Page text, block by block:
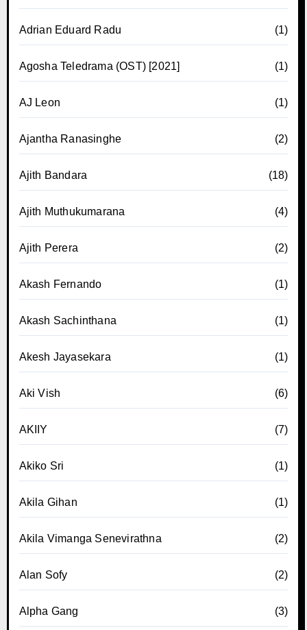
Adrian Eduard Radu (1)
Agosha Teledrama (OST) [2021] (1)
AJ Leon (1)
Ajantha Ranasinghe (2)
Ajith Bandara (18)
Ajith Muthukumarana (4)
Ajith Perera (2)
Akash Fernando (1)
Akash Sachinthana (1)
Akesh Jayasekara (1)
Aki Vish (6)
AKIIY (7)
Akiko Sri (1)
Akila Gihan (1)
Akila Vimanga Senevirathna (2)
Alan Sofy (2)
Alpha Gang (3)